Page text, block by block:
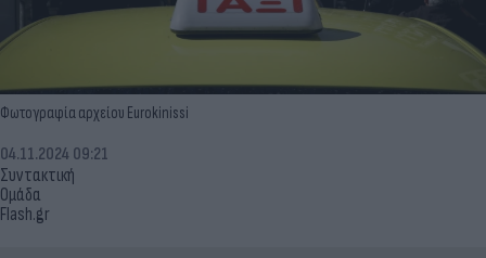
Φωτογραφία αρχείου Eurokinissi
Συντακτική
Ομάδα
Flash.gr
04.11.2024 09:21